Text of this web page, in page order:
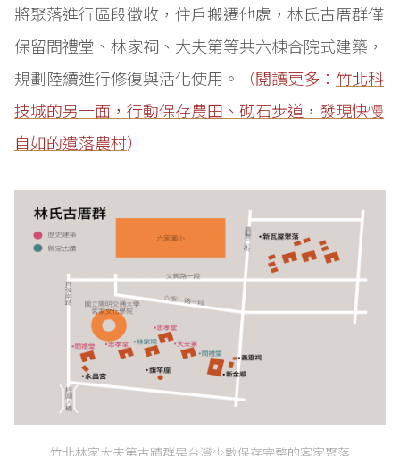
將聚落進行區段徵收，住戶搬遷他處，林氏古厝群僅
保留問禮堂、林家祠、大夫第等共六棟合院式建築，
規劃陸續進行修復與活化使用。
（閱讀更多： 竹北科
技城的另一面，行動保存農田、砌石步道，發現快慢
自如的遺落農村）
竹北林家大夫第古蹟群是台灣少數保存完整的客家聚落